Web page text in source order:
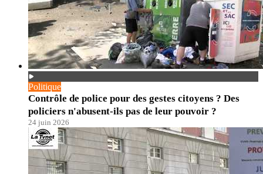
Politique
Contrôle de police pour des gestes citoyens ? Des
policiers n'abusent-ils pas de leur pouvoir ?
24 juin 2026